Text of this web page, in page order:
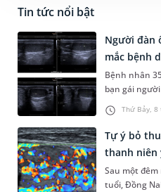
Tin tức nổi bật
Thứ Bảy, 8
Người đàn
mắc bệnh
Bệnh nhân
bạn gái
sức khỏe
làm các xét
Tự ý bỏ
thanh niên
Sau một
tuổi, Đồng